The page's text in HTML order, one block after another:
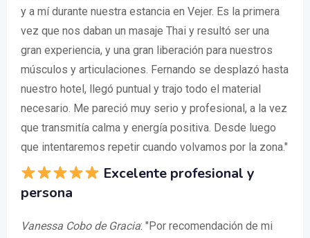
y a mí durante nuestra estancia en Vejer. Es la primera
vez que nos daban un masaje Thai y resultó ser una
gran experiencia, y una gran liberación para nuestros
músculos y articulaciones. Fernando se desplazó hasta
nuestro hotel, llegó puntual y trajo todo el material
necesario. Me pareció muy serio y profesional, a la vez
que transmitía calma y energía positiva. Desde luego
que intentaremos repetir cuando volvamos por la zona."
Excelente profesional y
persona
Vanessa Cobo de Gracia: "Por recomendación de mi